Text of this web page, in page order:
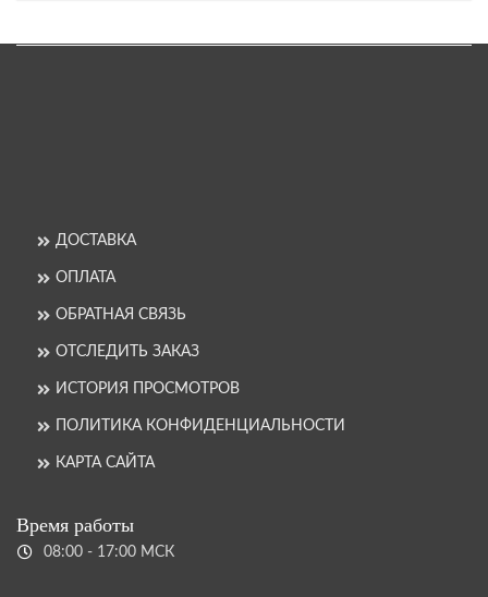
ДОСТАВКА
ОПЛАТА
ОБРАТНАЯ СВЯЗЬ
ОТСЛЕДИТЬ ЗАКАЗ
ИСТОРИЯ ПРОСМОТРОВ
ПОЛИТИКА КОНФИДЕНЦИАЛЬНОСТИ
КАРТА САЙТА
Время работы
08:00 - 17:00 МСК